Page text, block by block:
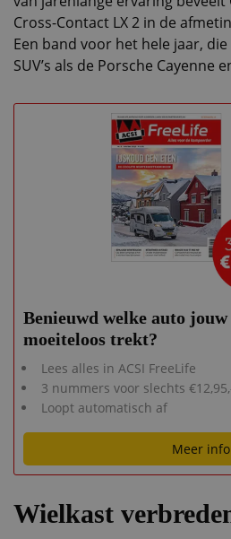
Cross-Contact LX 2 in de
Een band voor het hele jaar,
SUV’s als de Porsche Cayenne
Benieuwd welke auto
moeiteloos trekt?
Lees alles in ACSI FreeLife
3 nummers voor slechts
Loopt automatisch af
Meer info
Wielkast